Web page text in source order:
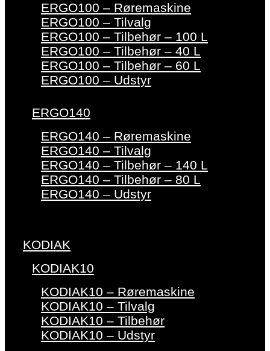
ERGO100 – Røremaskine
ERGO100 – Tilvalg
ERGO100 – Tilbehør – 100 L
ERGO100 – Tilbehør – 40 L
ERGO100 – Tilbehør – 60 L
ERGO100 – Udstyr
ERGO140
ERGO140 – Røremaskine
ERGO140 – Tilvalg
ERGO140 – Tilbehør – 140 L
ERGO140 – Tilbehør – 80 L
ERGO140 – Udstyr
KODIAK
KODIAK10
KODIAK10 – Røremaskine
KODIAK10 – Tilvalg
KODIAK10 – Tilbehør
KODIAK10 – Udstyr